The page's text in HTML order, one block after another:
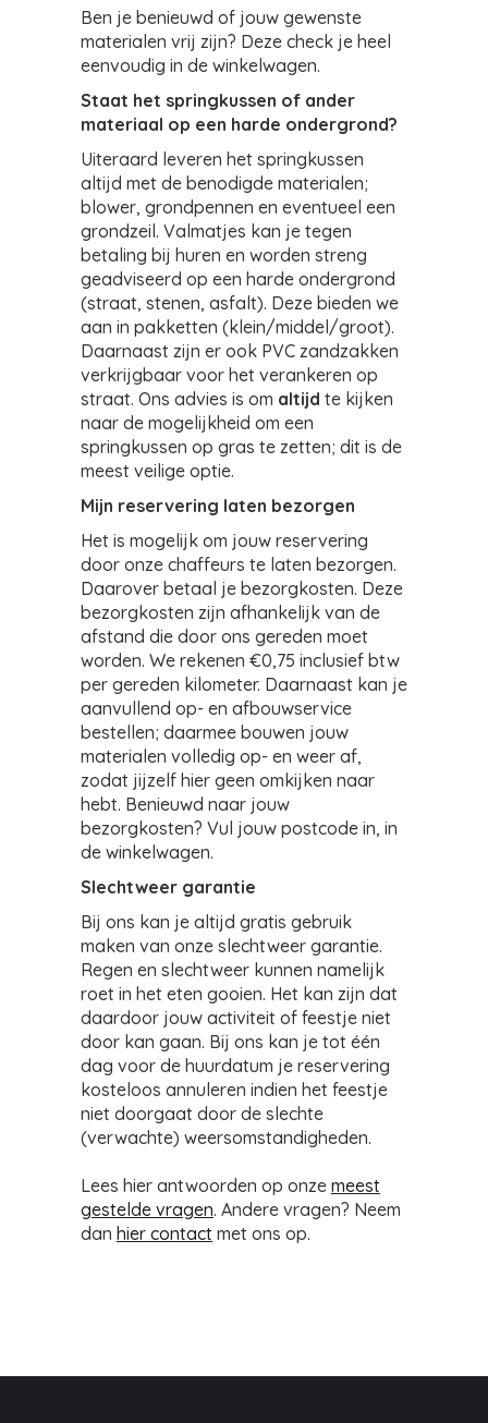
Ben je benieuwd of jouw gewenste
materialen vrij zijn? Deze check je heel
eenvoudig in de winkelwagen.
Staat het springkussen of ander
materiaal op een harde ondergrond?
Uiteraard leveren het springkussen
altijd met de benodigde materialen;
blower, grondpennen en eventueel een
grondzeil. Valmatjes kan je tegen
betaling bij huren en worden streng
geadviseerd op een harde ondergrond
(straat, stenen, asfalt). Deze bieden we
aan in pakketten (klein/middel/groot).
Daarnaast zijn er ook PVC zandzakken
verkrijgbaar voor het verankeren op
straat. Ons advies is om altijd te kijken
naar de mogelijkheid om een
springkussen op gras te zetten; dit is de
meest veilige optie.
Mijn reservering laten bezorgen
Het is mogelijk om jouw reservering
door onze chaffeurs te laten bezorgen.
Daarover betaal je bezorgkosten. Deze
bezorgkosten zijn afhankelijk van de
afstand die door ons gereden moet
worden. We rekenen €0,75 inclusief btw
per gereden kilometer. Daarnaast kan je
aanvullend op- en afbouwservice
bestellen; daarmee bouwen jouw
materialen volledig op- en weer af,
zodat jijzelf hier geen omkijken naar
hebt. Benieuwd naar jouw
bezorgkosten? Vul jouw postcode in, in
de winkelwagen.
Slechtweer garantie
Bij ons kan je altijd gratis gebruik
maken van onze slechtweer garantie.
Regen en slechtweer kunnen namelijk
roet in het eten gooien. Het kan zijn dat
daardoor jouw activiteit of feestje niet
door kan gaan. Bij ons kan je tot één
dag voor de huurdatum je reservering
kosteloos annuleren indien het feestje
niet doorgaat door de slechte
(verwachte) weersomstandigheden.
Lees hier antwoorden op onze meest
gestelde vragen. Andere vragen? Neem
dan hier contact met ons op.